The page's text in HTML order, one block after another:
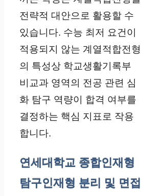
전략적 대안으로 활용할 수
있습니다. 수능 최저 요건이
적용되지 않는 계열적합전형
의 특성상 학교생활기록부
비교과 영역의 전공 관련 심
화 탐구 역량이 합격 여부를
결정하는 핵심 지표로 작용
합니다.
연세대학교 종합인재형
탐구인재형 분리 및 면접